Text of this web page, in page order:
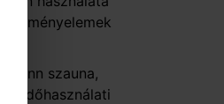
élményelemek
finn szauna,
fürdőhasználati